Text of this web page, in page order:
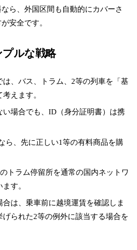
ら、外国区間も自動的にカバーさ
安全です。
ルな戦略
は、バス、トラム、2等の列車を「基
えます。
い場合でも、ID（身分証明書）は携
ら、先に正しい1等の有料商品を購
トラム停留所を通常の国内ネットワ
す。
は、乗車前に越境運賃を確認しま
られた2等の例外に該当する場合を